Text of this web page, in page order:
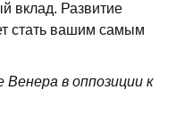
вклад. Развитие
стать вашим самым
в оппозиции к